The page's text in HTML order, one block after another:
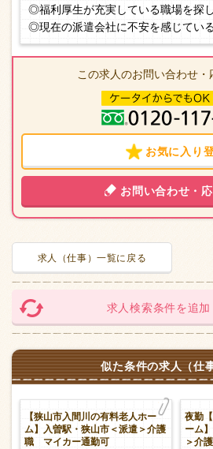
◎福利厚生が充実している職場を探
◎現在の派遣会社に不安を感じてい
この求人のお問い合わせ・
お気に入り
お問い合わせ・
求人（仕事）一覧に戻る
求人検索条件を追加
似た条件の求人（仕
【狭山市入間川の有料老人ホー
ム】入曽駅・狭山市＜派遣＞介護
職 マイカー通勤可
夜勤
ーム
＞介